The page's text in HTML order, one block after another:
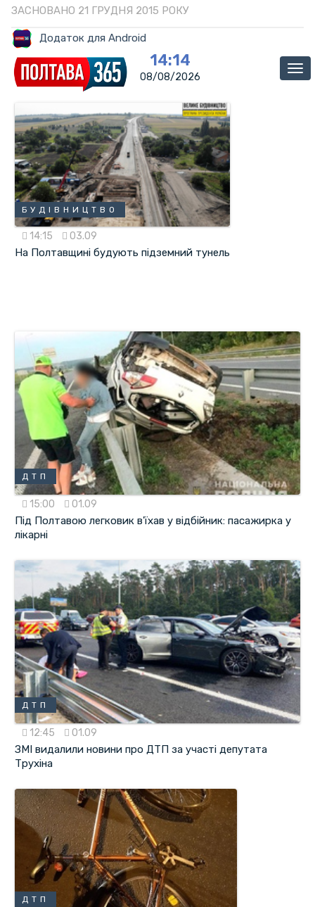
ЗАСНОВАНО 21 ГРУДНЯ 2015 РОКУ
Додаток для Android
14:14
08/08/2026
БУДІВНИЦТВО
14:15 03.09
На Полтавщині будують підземний тунель
ДТП
15:00 01.09
Під Полтавою легковик в'їхав у відбійник: пасажирка у
лікарні
ДТП
12:45 01.09
ЗМІ видалили новини про ДТП за участі депутата
Трухіна
ДТП